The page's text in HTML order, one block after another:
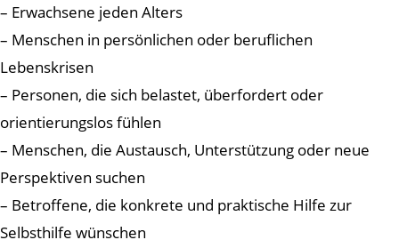
– Erwachsene jeden Alters
– Menschen in persönlichen oder beruflichen
Lebenskrisen
– Personen, die sich belastet, überfordert oder
orientierungslos fühlen
– Menschen, die Austausch, Unterstützung oder neue
Perspektiven suchen
– Betroffene, die konkrete und praktische Hilfe zur
Selbsthilfe wünschen